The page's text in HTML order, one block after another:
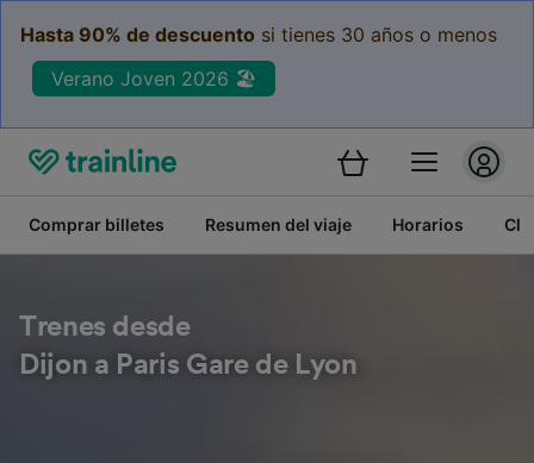
Hasta 90% de descuento si tienes 30 años o menos
Verano Joven 2026 🏖️
Comprar billetes Resumen del viaje Horarios
Trenes desde
Dijon a Paris Gare de Lyon